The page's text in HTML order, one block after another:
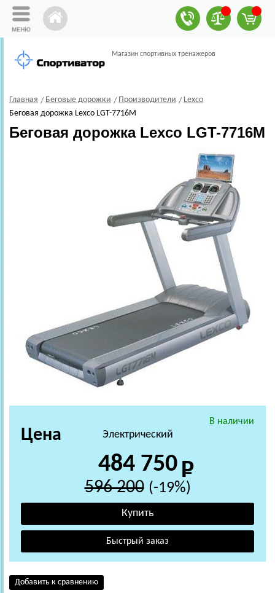
Магазин спортивных тренажеров
Главная Беговые дорожки Производители
Lexco
Беговая дорожка Lexco LGT-7716M
Беговая дорожка Lexco LGT-7716M
В наличии
Электрический
Цена
484 750
596 200 (-19%)
Добавить к сравнению